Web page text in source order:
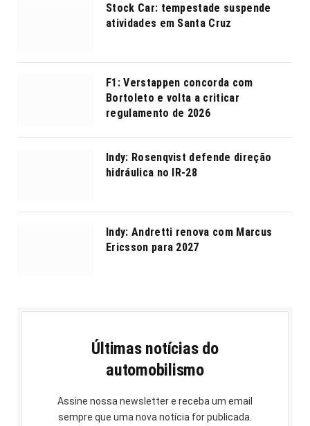
Stock Car: tempestade suspende
atividades em Santa Cruz
F1: Verstappen concorda com
Bortoleto e volta a criticar
regulamento de 2026
Indy: Rosenqvist defende direção
hidráulica no IR-28
Indy: Andretti renova com Marcus
Ericsson para 2027
Últimas notícias do
automobilismo
Assine nossa newsletter e receba um email
sempre que uma nova notícia for publicada.